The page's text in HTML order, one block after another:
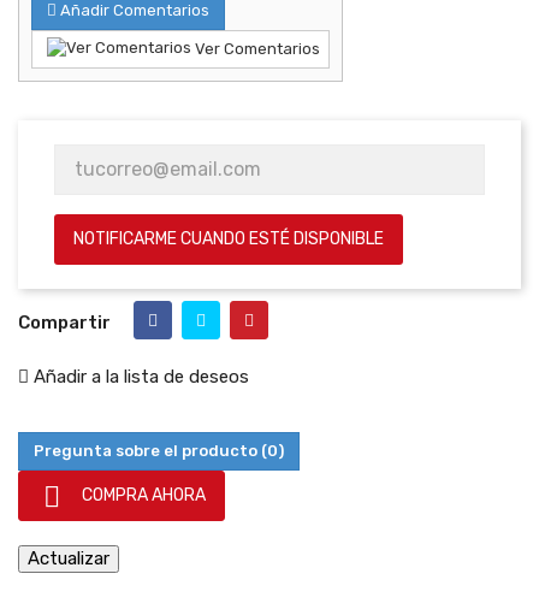
Añadir Comentarios
Ver Comentarios
NOTIFICARME CUANDO ESTÉ DISPONIBLE
Compartir
Añadir a la lista de deseos
Pregunta sobre el producto (0)
 COMPRA AHORA